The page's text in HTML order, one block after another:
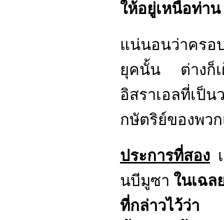
ให้อยู่เหนือท่าน
แน่นอนว่าครอ
ยุคนั้น ต่างก็เ
อิสราเอลที่เป็
กษัตริย์ของพวก
ประการที่สอง
นบีมูซา ในเฉ
ที่กล่าวไว้ว่า